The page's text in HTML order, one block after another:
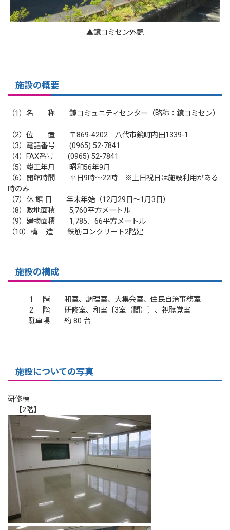
▲鏡コミセン外観
施設の概要
（1）名 称 鏡コミュニティセンター（略称：鏡コミセン）
（2）位 置 〒869-4202 八代市鏡町内田1339-1
（3）電話番号 (0965) 52-7841
（4）FAX番号 (0965) 52-7841
（5）竣工年月 昭和56年9月
（6）開館時間 平日9時～22時 ※土日祝日は施設利用がある
時のみ
（7）休 館 日 年末年始（12月29日～1月3日）
（8）敷地面積 5,760平方メートル
（9）建物面積 1,785．66平方メートル
（10）構 造 鉄筋コンクリート2階建
施設の構成
1 階 和室、調理室、大集会室、住民自治事務室
2 階 研修室、和室〔3室（間）〕、視聴覚室
駐車場 約 80 台
施設についての写真
研修棟
【2階】